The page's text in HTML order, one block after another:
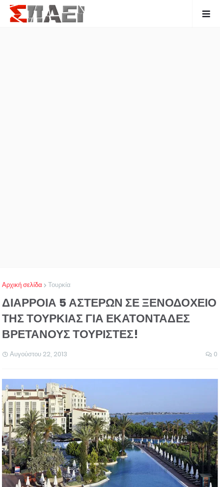
Αρχική σελίδα Τουρκία
ΔΙΑΡΡΟΙΑ 5 ΑΣΤΕΡΩΝ ΣΕ ΞΕΝΟΔΟΧΕΙΟ
ΤΗΣ ΤΟΥΡΚΙΑΣ ΓΙΑ ΕΚΑΤΟΝΤΑΔΕΣ
ΒΡΕΤΑΝΟΥΣ ΤΟΥΡΙΣΤΕΣ!
Αυγούστου 22, 2013 0